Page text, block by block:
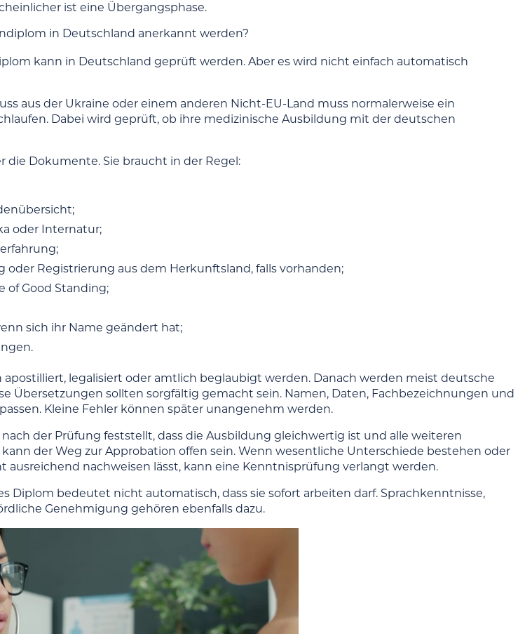
ist eine Übergangsphase.
in Deutschland anerkannt werden?
kann in Deutschland geprüft werden. Aber es wird nicht einfach automatisch
aus der Ukraine oder einem anderen Nicht-EU-Land muss normalerweise ein
Dabei wird geprüft, ob ihre medizinische Ausbildung mit der deutschen
die Dokumente. Sie braucht in der Regel:
oder Internatur;
oder Registrierung aus dem Herkunftsland, falls vorhanden;
of Good Standing;
sich ihr Name geändert hat;
legalisiert oder amtlich beglaubigt werden. Danach werden meist deutsche
Übersetzungen sollten sorgfältig gemacht sein. Namen, Daten, Fachbezeichnungen und
Kleine Fehler können später unangenehm werden.
der Prüfung feststellt, dass die Ausbildung gleichwertig ist und alle weiteren
der Weg zur Approbation offen sein. Wenn wesentliche Unterschiede bestehen oder
ausreichend nachweisen lässt, kann eine Kenntnisprüfung verlangt werden.
Diplom bedeutet nicht automatisch, dass sie sofort arbeiten darf. Sprachkenntnisse,
Genehmigung gehören ebenfalls dazu.